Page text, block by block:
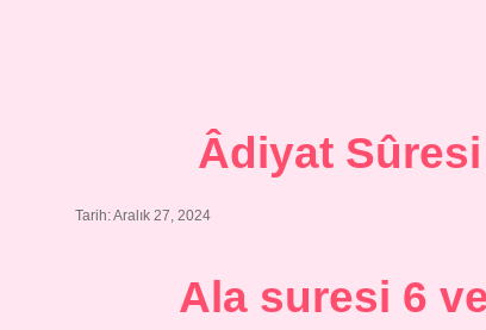
Âdiyat
Tarih: Aralık 27, 2024
Ala suresi 6